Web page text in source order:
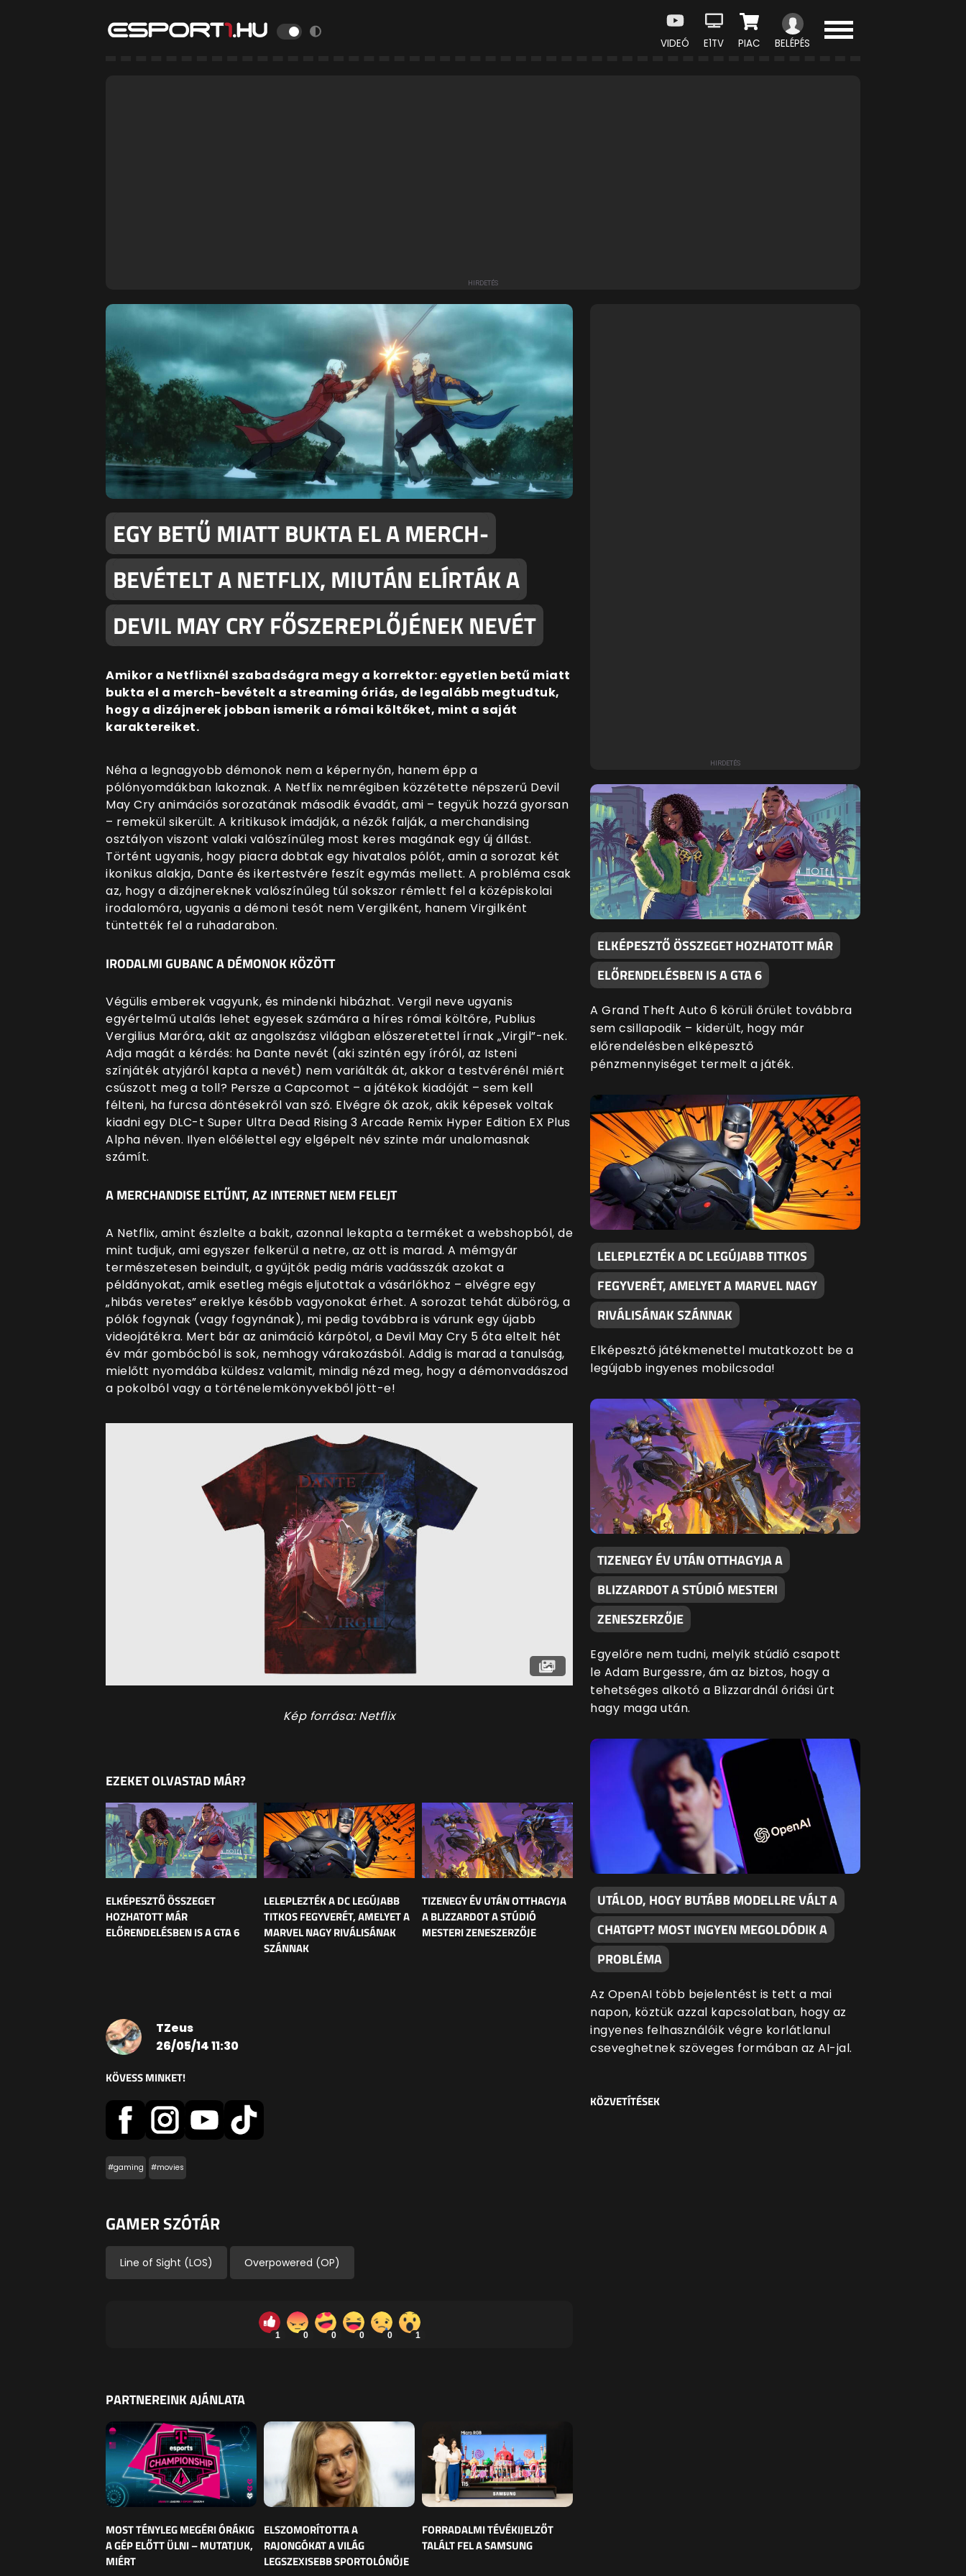
VIDEÓ E1TV PIAC BELÉPÉS
EGY BETŰ MIATT BUKTA EL A MERCH-
BEVÉTELT A NETFLIX, MIUTÁN ELÍRTÁK A
DEVIL MAY CRY FŐSZEREPLŐJÉNEK NEVÉT
Amikor a Netflixnél szabadságra megy a korrektor: egyetlen betű miatt
bukta el a merch-bevételt a streaming óriás, de legalább megtudtuk,
hogy a dizájnerek jobban ismerik a római költőket, mint a saját
karaktereiket.
Néha a legnagyobb démonok nem a képernyőn, hanem épp a
pólónyomdákban lakoznak. A Netflix nemrégiben közzétette népszerű Devil
May Cry animációs sorozatának második évadát, ami – tegyük hozzá gyorsan
– remekül sikerült. A kritikusok imádják, a nézők falják, a merchandising
osztályon viszont valaki valószínűleg most keres magának egy új állást.
Történt ugyanis, hogy piacra dobtak egy hivatalos pólót, amin a sorozat két
ikonikus alakja, Dante és ikertestvére feszít egymás mellett. A probléma csak
az, hogy a dizájnereknek valószínűleg túl sokszor rémlett fel a középiskolai
irodalomóra, ugyanis a démoni tesót nem Vergilként, hanem Virgilként
tüntették fel a ruhadarabon.
IRODALMI GUBANC A DÉMONOK KÖZÖTT
Végülis emberek vagyunk, és mindenki hibázhat. Vergil neve ugyanis
egyértelmű utalás lehet egyesek számára a híres római költőre, Publius
Vergilius Maróra, akit az angolszász világban előszeretettel írnak „Virgil”-nek.
Adja magát a kérdés: ha Dante nevét (aki szintén egy íróról, az Isteni
színjáték atyjáról kapta a nevét) nem variálták át, akkor a testvérénél miért
csúszott meg a toll? Persze a Capcomot – a játékok kiadóját – sem kell
félteni, ha furcsa döntésekről van szó. Elvégre ők azok, akik képesek voltak
kiadni egy DLC-t Super Ultra Dead Rising 3 Arcade Remix Hyper Edition EX Plus
Alpha néven. Ilyen előélettel egy elgépelt név szinte már unalomasnak
számít.
A MERCHANDISE ELTŰNT, AZ INTERNET NEM FELEJT
A Netflix, amint észlelte a bakit, azonnal lekapta a terméket a webshopból, de
mint tudjuk, ami egyszer felkerül a netre, az ott is marad. A mémgyár
természetesen beindult, a gyűjtők pedig máris vadásszák azokat a
példányokat, amik esetleg mégis eljutottak a vásárlókhoz – elvégre egy
„hibás veretes” ereklye később vagyonokat érhet. A sorozat tehát dübörög, a
pólók fogynak (vagy fogynának), mi pedig továbbra is várunk egy újabb
videojátékra. Mert bár az animáció kárpótol, a Devil May Cry 5 óta eltelt hét
év már gombócból is sok, nemhogy várakozásból. Addig is marad a tanulság,
mielőtt nyomdába küldesz valamit, mindig nézd meg, hogy a démonvadászod
a pokolból vagy a történelemkönyvekből jött-e!
Kép forrása: Netflix
EZEKET OLVASTAD MÁR?
ELKÉPESZTŐ ÖSSZEGET
HOZHATOTT MÁR
ELŐRENDELÉSBEN IS A GTA 6
LELEPLEZTÉK A DC LEGÚJABB
TITKOS FEGYVERÉT, AMELYET A
MARVEL NAGY RIVÁLISÁNAK
SZÁNNAK
TIZENEGY ÉV UTÁN OTTHAGYJA
A BLIZZARDOT A STÚDIÓ
MESTERI ZENESZERZŐJE
TZeus
26/05/14 11:30
KÖVESS MINKET!
#gaming #movies
GAMER SZÓTÁR
Line of Sight (LOS) Overpowered (OP)
1 0 0 0 0 1
PARTNEREINK AJÁNLATA
MOST TÉNYLEG MEGÉRI ÓRÁKIG
A GÉP ELŐTT ÜLNI – MUTATJUK,
MIÉRT
ELSZOMORÍTOTTA A
RAJONGÓKAT A VILÁG
LEGSZEXISEBB SPORTOLÓNŐJE
FORRADALMI TÉVÉKIJELZŐT
TALÁLT FEL A SAMSUNG
ELKÉPESZTŐ ÖSSZEGET HOZHATOTT MÁR
ELŐRENDELÉSBEN IS A GTA 6
A Grand Theft Auto 6 körüli őrület továbbra
sem csillapodik – kiderült, hogy már
előrendelésben elképesztő
pénzmennyiséget termelt a játék.
LELEPLEZTÉK A DC LEGÚJABB TITKOS
FEGYVERÉT, AMELYET A MARVEL NAGY
RIVÁLISÁNAK SZÁNNAK
Elképesztő játékmenettel mutatkozott be a
legújabb ingyenes mobilcsoda!
TIZENEGY ÉV UTÁN OTTHAGYJA A
BLIZZARDOT A STÚDIÓ MESTERI
ZENESZERZŐJE
Egyelőre nem tudni, melyik stúdió csapott
le Adam Burgessre, ám az biztos, hogy a
tehetséges alkotó a Blizzardnál óriási űrt
hagy maga után.
UTÁLOD, HOGY BUTÁBB MODELLRE VÁLT A
CHATGPT? MOST INGYEN MEGOLDÓDIK A
PROBLÉMA
Az OpenAI több bejelentést is tett a mai
napon, köztük azzal kapcsolatban, hogy az
ingyenes felhasználóik végre korlátlanul
cseveghetnek szöveges formában az AI-jal.
KÖZVETÍTÉSEK